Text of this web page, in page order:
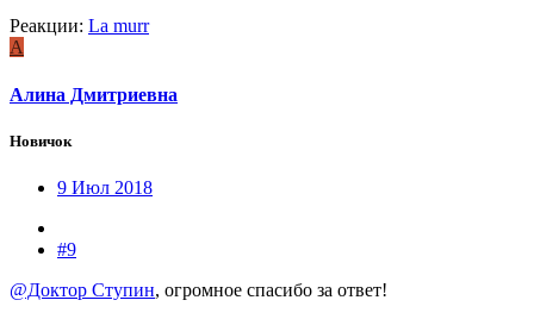
Реакции: La murr
А
Алина Дмитриевна
Новичок
9 Июл 2018
#9
@Доктор Ступин, огромное спасибо за ответ!